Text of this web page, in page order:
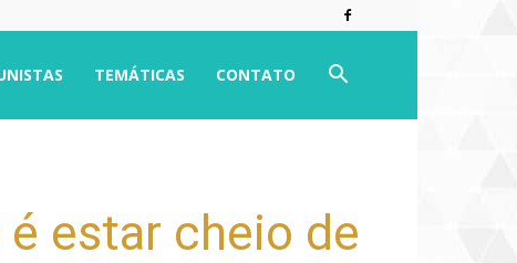
TEMÁTICAS CONTATO
estar cheio de